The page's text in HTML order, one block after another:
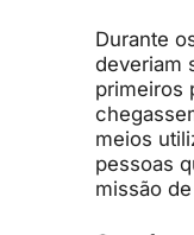
Durante
deveriam
primeiros
meios
pessoas
missão